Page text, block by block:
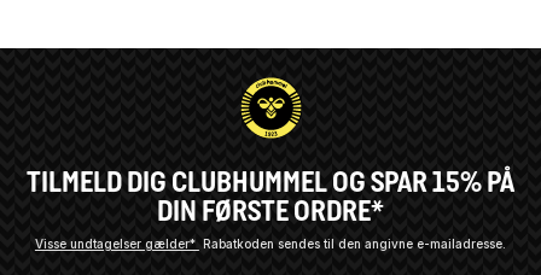
TILMELD DIG CLUBHUMMEL OG SPAR 15% PÅ
DIN FØRSTE ORDRE*
Visse undtagelser gælder* Rabatkoden sendes til den angivne e-mailadresse.